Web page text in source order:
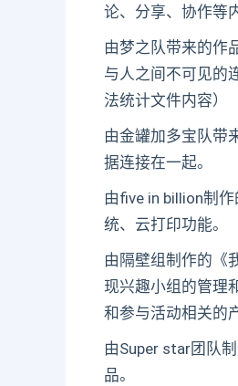
论、分享、协作等
由梦之队带来的作
与人之间不可见的
法统计文件内容）
由金罐加多宝队带
据连接在一起。
由five in billion制
统、云打印功能。
由隔壁组制作的《
现兴趣小组的管理
和参与活动相关的
由Super star团队
品。